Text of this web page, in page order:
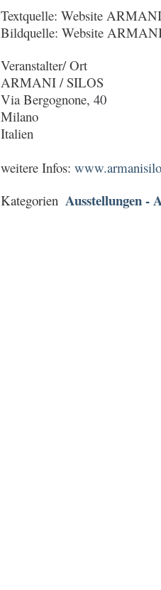
Textquelle: Website
Bildquelle: Website
Veranstalter/ Ort
ARMANI / SILOS
Via Bergognone, 40
Milano
Italien
weitere Infos:
Kategorien Ausstellungen -